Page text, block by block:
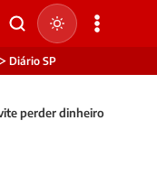
Diário SP
perder dinheiro